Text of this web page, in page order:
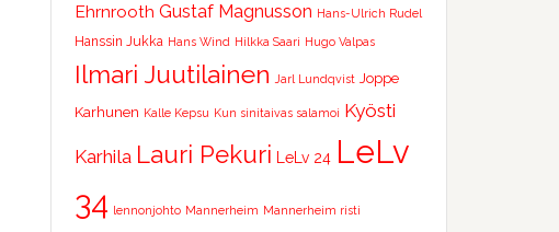
Ehrnrooth Gustaf Magnusson Hans-Ulrich Rudel
Hanssin Jukka Hans Wind Hilkka Saari Hugo Valpas
Ilmari Juutilainen Jarl Lundqvist Joppe
Karhunen Kalle Kepsu Kun sinitaivas salamoi Kyösti
Karhila Lauri Pekuri LeLv 24 LeLv
34 lennonjohto Mannerheim Mannerheim risti